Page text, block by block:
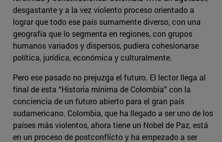
desgastante y a la vez violento proceso orientado a
lograr que todo ese país sumamente diverso, con una
geografía que lo segmenta en regiones, con grupos
humanos variados y dispersos, pudiera cohesionarse
política, jurídica, económica y culturalmente.
Pero ese pasado no prejuzga el futuro. El lector llega al
final de esta “Historia mínima de Colombia” con la
conciencia de un futuro abierto para el gran país
sudamericano. Colombia, que ha llegado a ser uno de los
países más violentos, ahora tiene un Nobel de Paz, está
en un proceso de postconflicto y ha empezado a ser